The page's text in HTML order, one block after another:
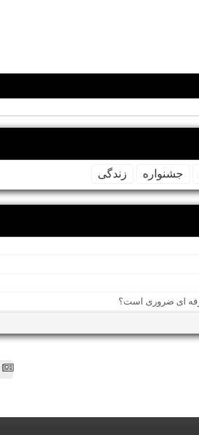
جشنواره زندگی